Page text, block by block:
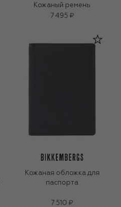
Кожаный ремень
7 495 ₽
Кожаная обложка для
паспорта
7 510 ₽